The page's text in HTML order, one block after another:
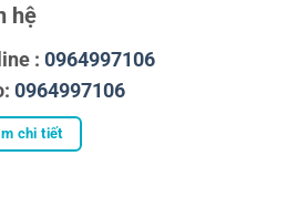
hệ
: 0964997106
0964997106
chi tiết